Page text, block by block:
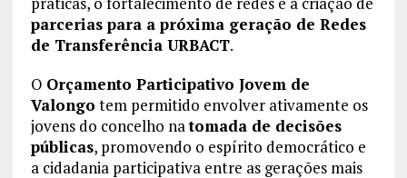
parcerias para a próxima geração de Redes
de Transferência URBACT.
O Orçamento Participativo Jovem de
Valongo tem permitido envolver ativamente os
jovens do concelho natomada de decisões
públicas, promovendo o espírito democrático e
a cidadania participativa entre as gerações mais